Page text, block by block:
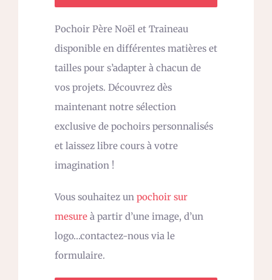
Pochoir Père Noël et Traineau
disponible en différentes matières et
tailles pour s’adapter à chacun de
vos projets. Découvrez dès
maintenant notre sélection
exclusive de pochoirs personnalisés
et laissez libre cours à votre
imagination !
Vous souhaitez un pochoir sur
mesure à partir d’une image, d’un
logo…contactez-nous via le
formulaire.